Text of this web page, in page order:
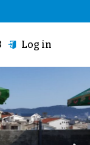
Log in